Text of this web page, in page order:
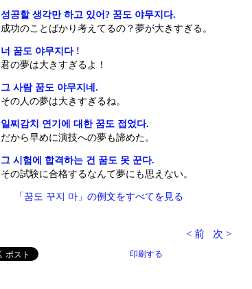
성공할 생각만 하고 있어? 꿈도 야무지다.
成功のことばかり考えてるの？夢が大きすぎる 。
너 꿈도 야무지다 !
君の夢は大きすぎるよ！
그 사람 꿈도 야무지네.
その人の夢は大きすぎるね 。
일찌감치 연기에 대한 꿈도 접었다.
だから早めに演技への夢も諦めた。
그 시험에 합격하는 건 꿈도 못 꾼다.
その試験に合格するなんて夢にも思えない。
「꿈도 꾸지 마」の例文をすべてを見る
< 前 次 >
印刷する